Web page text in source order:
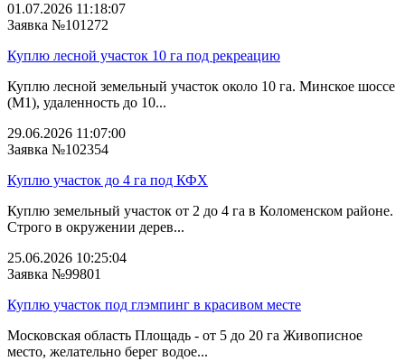
01.07.2026 11:18:07
Заявка №101272
Куплю лесной участок 10 га под рекреацию
Куплю лесной земельный участок около 10 га. Минское шоссе
(М1), удаленность до 10...
29.06.2026 11:07:00
Заявка №102354
Куплю участок до 4 га под КФХ
Куплю земельный участок от 2 до 4 га в Коломенском районе.
Строго в окружении дерев...
25.06.2026 10:25:04
Заявка №99801
Куплю участок под глэмпинг в красивом месте
Московская область Площадь - от 5 до 20 га Живописное
место, желательно берег водое...